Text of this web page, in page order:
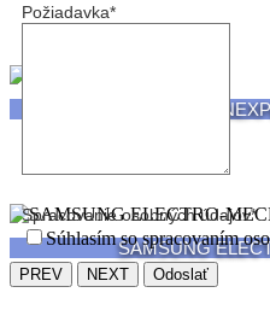
SAMSUNG
Požiadavka*
Spracovanie osobných údajov*
Súhlasím so spracovaním
PREV NEXT Odoslať